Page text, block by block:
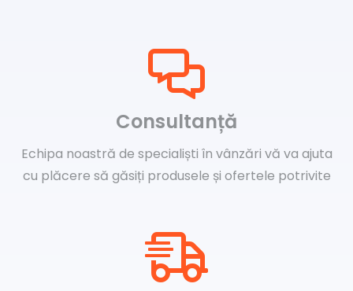
Consultanță
Echipa noastră de specialiști în vânzări vă va ajuta
cu plăcere să găsiți produsele și ofertele potrivite